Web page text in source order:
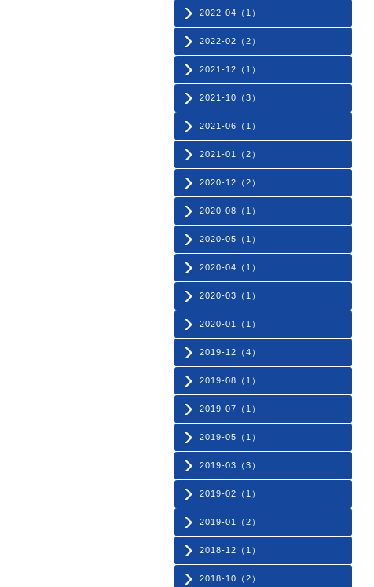
2022-04（1）
2022-02（2）
2021-12（1）
2021-10（3）
2021-06（1）
2021-01（2）
2020-12（2）
2020-08（1）
2020-05（1）
2020-04（1）
2020-03（1）
2020-01（1）
2019-12（4）
2019-08（1）
2019-07（1）
2019-05（1）
2019-03（3）
2019-02（1）
2019-01（2）
2018-12（1）
2018-10（2）